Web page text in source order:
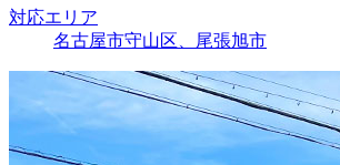
対応エリア
名古屋市守山区、尾張旭市